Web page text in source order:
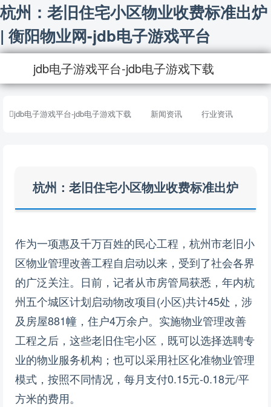
杭州：老旧住宅小区物业收费标准出炉
| 衡阳物业网-jdb电子游戏平台
jdb电子游戏平台-jdb电子游戏下载
jdb电子游戏平台-jdb电子游戏下载 新闻资讯 行业资讯
杭州：老旧住宅小区物业收费标准出炉
作为一项惠及千万百姓的民心工程，杭州市老旧小
区物业管理改善工程自启动以来，受到了社会各界
的广泛关注。日前，记者从市房管局获悉，年内杭
州五个城区计划启动物改项目(小区)共计45处，涉
及房屋881幢，住户4万余户。实施物业管理改善
工程之后，这些老旧住宅小区，既可以选择选聘专
业的物业服务机构；也可以采用社区化准物业管理
模式，按照不同情况，每月支付0.15元-0.18元/平
方米的费用。